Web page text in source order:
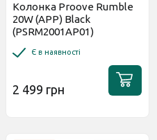
Колонка Proove Rumble
20W (APP) Black
(PSRM2001AP01)
Є в наявності
2 499 грн